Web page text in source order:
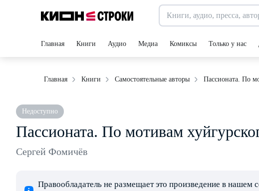
Главная Книги Аудио Медиа Комиксы Только у нас
Главная Книги Самостоятельные авторы Пассионата. По
Недоступно
Пассионата. По мотивам
Сергей Фомичёв
Правообладатель не размещает это произведение в нашем